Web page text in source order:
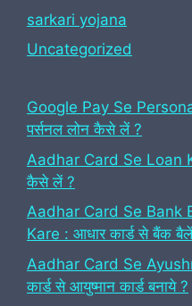
sarkari yojana
Uncategorized
Google Pay Se
पर्सनल लोन कैसे लें ?
Aadhar Card Se Loan
कैसे लें ?
Aadhar Card Se Bank
Kare : आधार कार्ड से बैंक
Aadhar Card Se
कार्ड से आयुष्मान कार्ड बनाये ?